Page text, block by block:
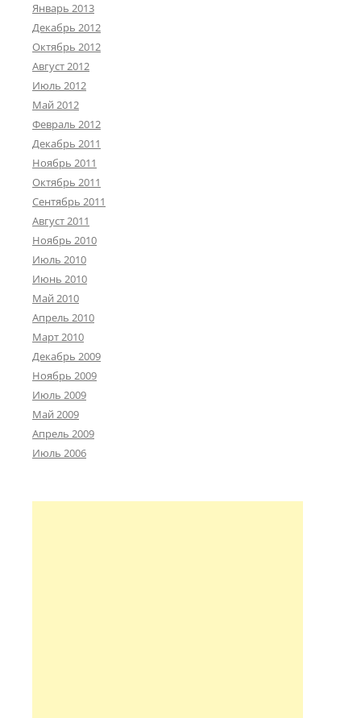
Январь 2013
Декабрь 2012
Октябрь 2012
Август 2012
Июль 2012
Май 2012
Февраль 2012
Декабрь 2011
Ноябрь 2011
Октябрь 2011
Сентябрь 2011
Август 2011
Ноябрь 2010
Июль 2010
Июнь 2010
Май 2010
Апрель 2010
Март 2010
Декабрь 2009
Ноябрь 2009
Июль 2009
Май 2009
Апрель 2009
Июль 2006